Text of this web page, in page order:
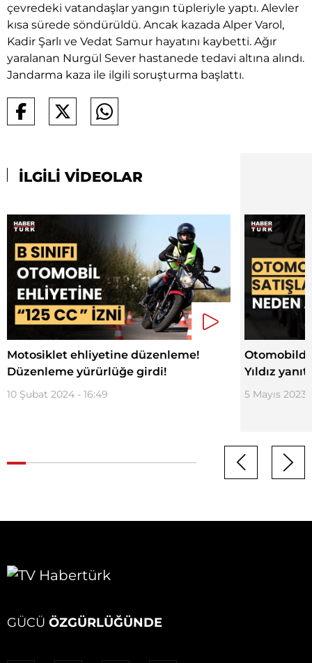
çevredeki vatandaşlar yangın tüpleriyle yaptı. Alevler
kısa sürede söndürüldü. Ancak kazada Alper Varol,
Kadir Şarlı ve Vedat Samur hayatını kaybetti. Ağır
yaralanan Nurgül Sever hastanede tedavi altına alındı.
Jandarma kaza ile ilgili soruşturma başlattı.
İLGİLİ VİDEOLAR
Motosiklet ehliyetine düzenleme!
Düzenleme yürürlüğe girdi!
10 Şubat 2024 - 16:49
Yıldız
5 Mayıs 2023
GÜCÜ ÖZGÜRLÜĞÜNDE